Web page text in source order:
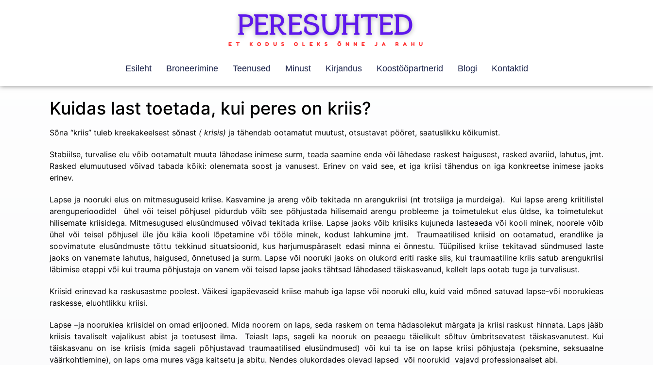
Esileht Broneerimine Teenused Minust Kirjandus Koostööpartnerid Blogi Kontaktid
Kuidas last toetada, kui peres on kriis?
Sõna “kriis” tuleb kreekakeelsest sõnast ( krisis) ja tähendab ootamatut muutust, otsustavat pööret, saatuslikku kõikumist.
Stabiilse, turvalise elu võib ootamatult muuta lähedase inimese surm, teada saamine enda või lähedase raskest haigusest, rasked avariid, lahutus, jmt.
Rasked elumuutused võivad tabada kõiki: olenemata soost ja vanusest. Erinev on vaid see, et iga kriisi tähendus on iga konkreetse inimese jaoks
erinev.
Lapse ja nooruki elus on mitmesuguseid kriise. Kasvamine ja areng võib tekitada nn arengukriisi (nt trotsiiga ja murdeiga). Kui lapse areng kriitilistel
arenguperioodidel ühel või teisel põhjusel pidurdub võib see põhjustada hilisemaid arengu probleeme ja toimetulekut elus üldse, ka toimetulekut
hilisemate kriisidega. Mitmesugused elusündmused võivad tekitada kriise. Lapse jaoks võib kriisiks kujuneda lasteaeda või kooli minek, noorele võib
ühel või teisel põhjusel üle jõu käia kooli lõpetamine või tööle minek, kodust lahkumine jmt. Traumaatilised kriisid on ootamatud, erandlike ja
soovimatute elusündmuste tõttu tekkinud situatsioonid, kus harjumuspäraselt edasi minna ei õnnestu. Tüüpilised kriise tekitavad sündmused laste
jaoks on vanemate lahutus, haigused, õnnetused ja surm. Lapse või nooruki jaoks on olukord eriti raske siis, kui traumaatiline kriis satub arengukriisi
läbimise etappi või kui trauma põhjustaja on vanem või teised lapse jaoks tähtsad lähedased täiskasvanud, kellelt laps ootab tuge ja turvalisust.
Kriisid erinevad ka raskusastme poolest. Väikesi igapäevaseid kriise mahub iga lapse või nooruki ellu, kuid vaid mõned satuvad lapse-või noorukieas
raskesse, eluohtlikku kriisi.
Lapse –ja noorukiea kriisidel on omad erijooned. Mida noorem on laps, seda raskem on tema hädasolekut märgata ja kriisi raskust hinnata. Laps jääb
kriisis tavaliselt vajalikust abist ja toetusest ilma. Teiaslt laps, sageli ka nooruk on peaaegu täielikult sõltuv ümbritsevatest täiskasvanutest. Kui
täiskasvanu on ise kriisis (mida sageli põhjustavad traumaatilised elusündmused) või kui ta ise on lapse kriisi põhjustaja (peksmine, seksuaalne
väärkohtlemine), on laps oma mures väga kaitsetu ja abitu. Nendes olukordades olevad lapsed või noorukid vajavd professionaalset abi.